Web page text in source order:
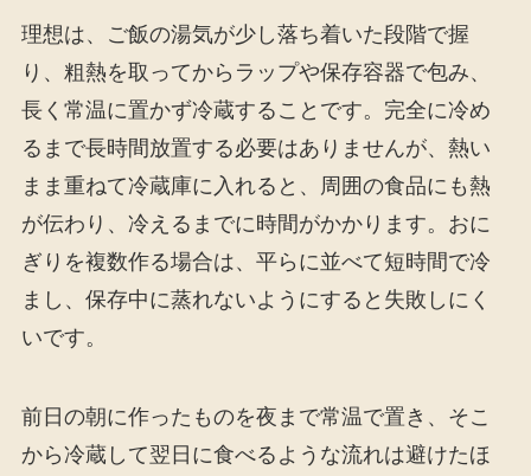
理想は、ご飯の湯気が少し落ち着いた段階で握
り、粗熱を取ってからラップや保存容器で包み、
長く常温に置かず冷蔵することです。完全に冷め
るまで長時間放置する必要はありませんが、熱い
まま重ねて冷蔵庫に入れると、周囲の食品にも熱
が伝わり、冷えるまでに時間がかかります。おに
ぎりを複数作る場合は、平らに並べて短時間で冷
まし、保存中に蒸れないようにすると失敗しにく
いです。
前日の朝に作ったものを夜まで常温で置き、そこ
から冷蔵して翌日に食べるような流れは避けたほ